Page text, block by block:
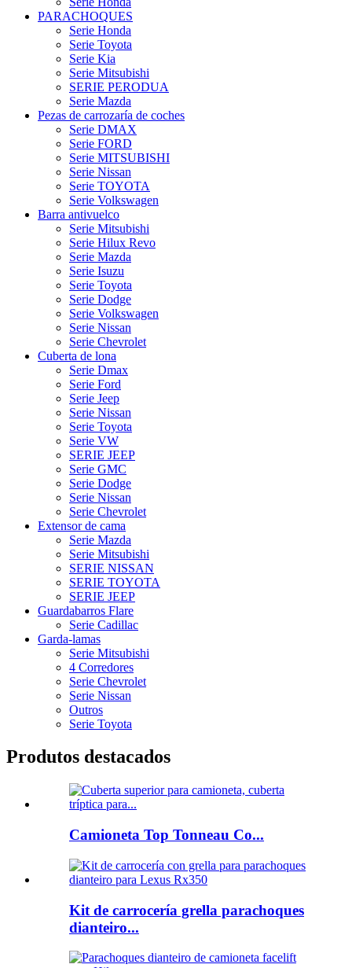
PARACHOQUES
Serie Honda
Serie Toyota
Serie Kia
Serie Mitsubishi
SERIE PERODUA
Serie Mazda
Pezas de carrozaría de coches
Serie DMAX
Serie FORD
Serie MITSUBISHI
Serie Nissan
Serie TOYOTA
Serie Volkswagen
Barra antivuelco
Serie Mitsubishi
Serie Hilux Revo
Serie Mazda
Serie Isuzu
Serie Toyota
Serie Dodge
Serie Volkswagen
Serie Nissan
Serie Chevrolet
Cuberta de lona
Serie Dmax
Serie Ford
Serie Jeep
Serie Nissan
Serie Toyota
Serie VW
SERIE JEEP
Serie GMC
Serie Dodge
Serie Nissan
Serie Chevrolet
Extensor de cama
Serie Mazda
Serie Mitsubishi
SERIE NISSAN
SERIE TOYOTA
SERIE JEEP
Guardabarros Flare
Serie Cadillac
Garda-lamas
Serie Mitsubishi
4 Corredores
Serie Chevrolet
Serie Nissan
Outros
Serie Toyota
Produtos destacados
Camioneta Top Tonneau Co...
Kit de carrocería grella parachoques
dianteiro...